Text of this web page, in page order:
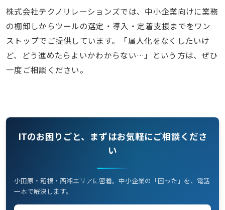
株式会社テクノリレーションズでは、中小企業向けに業務
の棚卸しからツールの選定・導入・定着支援までをワン
ストップでご提供しています。「属人化をなくしたいけ
ど、どう進めたらよいかわからない…」という方は、ぜひ
一度ご相談ください。
ITのお困りごと、まずはお気軽にご相談くださ
い
小田原・箱根・西湘エリアに密着。中小企業の「困った」を、電話
一本で解決します。